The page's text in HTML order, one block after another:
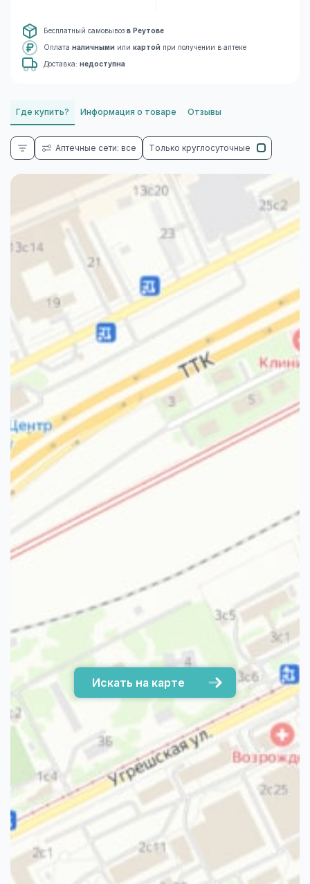
Бесплатный самовывоз в Реутове
Оплата наличными или картой при получении в аптеке
Доставка: недоступна
Где купить? Информация о товаре Отзывы
Аптечные сети: все Только круглосуточные
Искать на карте